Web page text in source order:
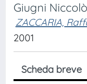
Giugni Niccolò
ZACCARIA,
2001
Scheda breve